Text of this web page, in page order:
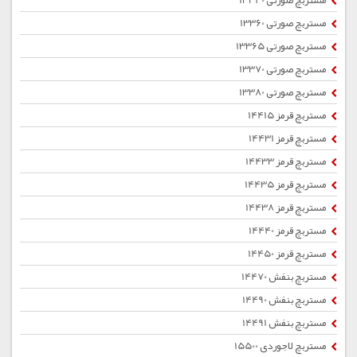
مستربچ صورتی 13360
مستربچ صورتی 13365
مستربچ صورتی 13370
مستربچ صورتی 13380
مستربچ قرمز 14415
مستربچ قرمز 14431
مستربچ قرمز 14433
مستربچ قرمز 14435
مستربچ قرمز 14438
مستربچ قرمز 14440
مستربچ قرمز 14450
مستربچ بنفش 14470
مستربچ بنفش 14490
مستربچ بنفش 14491
مستربچ لاجوردی 15500